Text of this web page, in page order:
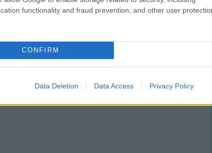
functionality and fraud prevention, and other user
CONFIRM
Data Deletion Data Access Privacy Policy